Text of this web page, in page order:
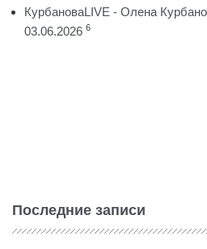
КурбановаLIVE - Олена
03.06.2026 6
Последние записи